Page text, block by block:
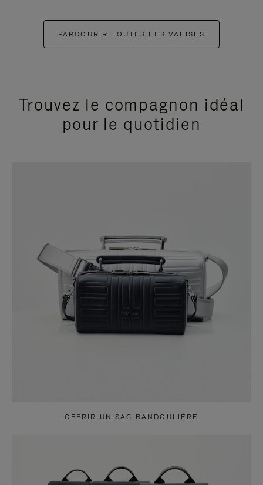
PARCOURIR TOUTES LES VALISES
Trouvez le compagnon idéal
pour le quotidien
OFFRIR UN SAC BANDOULIÈRE